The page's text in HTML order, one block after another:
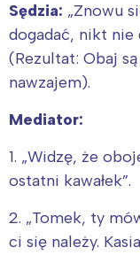
Sędzia: „Znowu
dogadać, nikt nie
(Rezultat: Obaj
nawzajem).
Mediator:
1. „Widzę, że
ostatni kawałek”.
2. „Tomek, ty
ci się należy.